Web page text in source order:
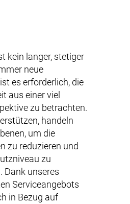
kein langer, stetiger
neue
es erforderlich, die
aus einer viel
zu betrachten.
handeln
um die
zu reduzieren und
zu
Dank unseres
Serviceangebots
in Bezug auf